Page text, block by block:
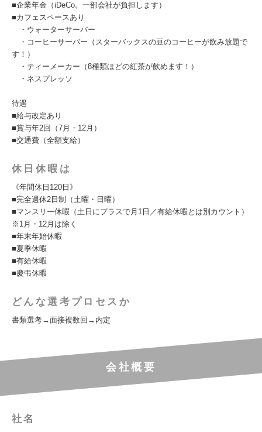
■企業年金（iDeCo。一部会社が負担します）
■カフェスペースあり
・ウォーターサーバー
・コーヒーサーバー（スターバックスの豆のコーヒーが飲み放題で
す！）
・ティーメーカー（8種類ほどの紅茶が飲めます！）
・ネスプレッソ
待遇
■給与改定あり
■賞与年2回（7月・12月）
■交通費（全額支給）
休日休暇は
《年間休日120日》
■完全週休2日制（土曜・日曜）
■マンスリー休暇（土日にプラスで月1日／有給休暇とは別カウント）
※1月・12月は除く
■年末年始休暇
■夏季休暇
■有給休暇
■慶弔休暇
どんな選考プロセスか
書類選考→面接複数回→内定
会社概要
社名